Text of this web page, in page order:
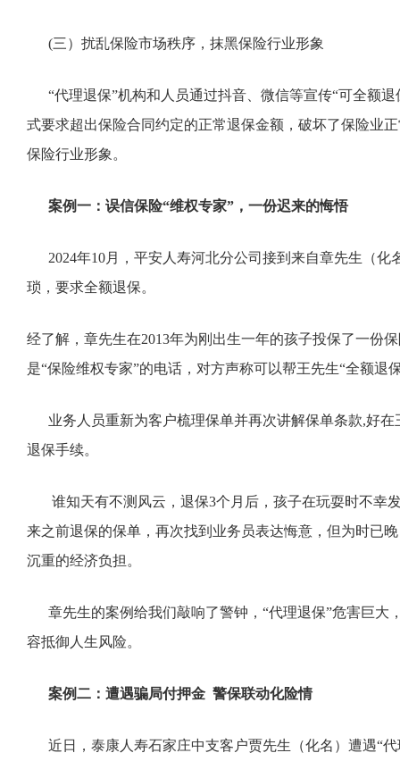
(三）扰乱保险市场秩序，抹黑保险行业形象
“代理退保”机构和人员通过抖音、微信等宣传“可全额退
式要求超出保险合同约定的正常退保金额，破坏了保险业
保险行业形象。
案例一：误信保险“维权专家”，一份迟来的悔悟
2024年10月，平安人寿河北分公司接到来自章先生（化
琐，要求全额退保。
经了解，章先生在2013年为刚出生一年的孩子投保了一份
是“保险维权专家”的电话，对方声称可以帮王先生“全额
业务人员重新为客户梳理保单并再次讲解保单条款,好在
退保手续。
谁知天有不测风云，退保3个月后，孩子在玩耍时不幸
来之前退保的保单，再次找到业务员表达悔意，但为时已
沉重的经济负担。
章先生的案例给我们敲响了警钟，“代理退保”危害巨大
容抵御人生风险。
案例二：遭遇骗局付押金 警保联动化险情
近日，泰康人寿石家庄中支客户贾先生（化名）遭遇“